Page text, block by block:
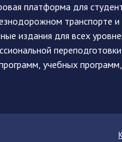
платформа для
издания для всех
учебных